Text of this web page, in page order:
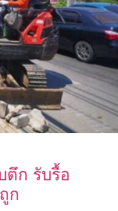
ตึก รับรื้อ
ก